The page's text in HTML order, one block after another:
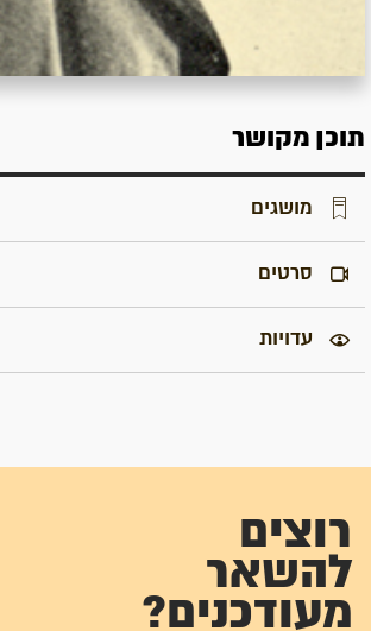
תוכן מקושר
מושגים
סרטים
עדויות
רוצים
להשאר
מעודכנים?